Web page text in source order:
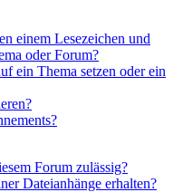
einem Lesezeichen und
oder Forum?
ein Thema setzen oder ein
Forum zulässig?
Dateianhänge erhalten?